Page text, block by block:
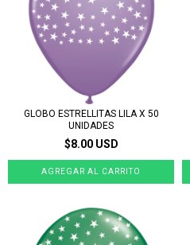
GLOBO ESTRELLITAS LILA X 50
UNIDADES
$8.00 USD